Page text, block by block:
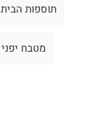
תוספות הבית
מטבח יפני